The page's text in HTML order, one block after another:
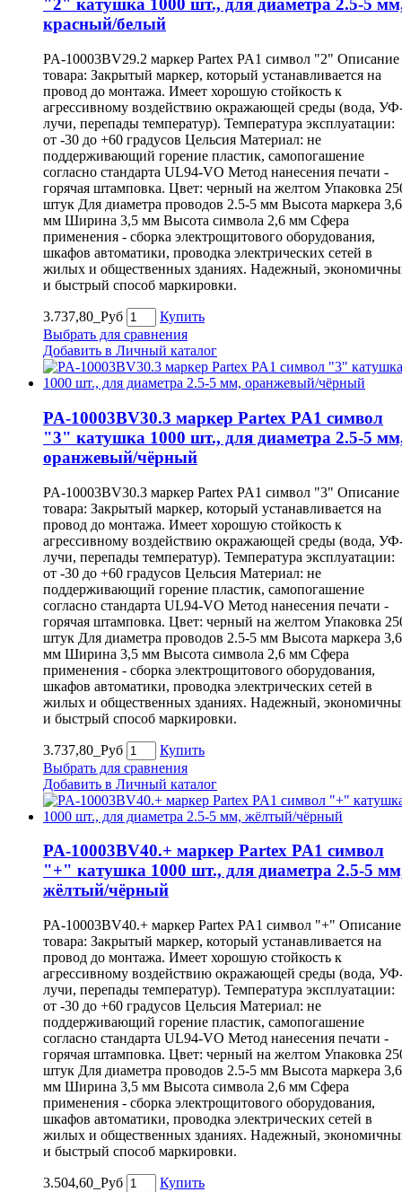
"2" катушка 1000 шт., для диаметра 2.5-5
красный/белый
PA-10003BV29.2 маркер Partex PA1 символ "2" Описание
товара: Закрытый маркер, который устанавливается на
провод до монтажа. Имеет хорошую стойкость к
агрессивному воздействию окражающей среды (вода,
лучи, перепады температур). Температура эксплуатации:
от -30 до +60 градусов Цельсия Материал: не
поддерживающий горение пластик, самопогашение
согласно стандарта UL94-VO Метод нанесения печати -
горячая штамповка. Цвет: черный на желтом Упаковка
штук Для диаметра проводов 2.5-5 мм Высота маркера 3,6
мм Ширина 3,5 мм Высота символа 2,6 мм Сфера
применения - сборка электрощитового оборудования,
шкафов автоматики, проводка электрических сетей в
жилых и общественных зданиях. Надежный,
и быстрый способ маркировки.
3.737,80_Руб
Купить
Выбрать для сравнения
Добавить в Личный каталог
PA-10003BV30.3 маркер Partex PA1 символ
"3" катушка 1000 шт., для диаметра 2.5-5
оранжевый/чёрный
PA-10003BV30.3 маркер Partex PA1 символ "3" Описание
товара: Закрытый маркер, который устанавливается на
провод до монтажа. Имеет хорошую стойкость к
агрессивному воздействию окражающей среды (вода,
лучи, перепады температур). Температура эксплуатации:
от -30 до +60 градусов Цельсия Материал: не
поддерживающий горение пластик, самопогашение
согласно стандарта UL94-VO Метод нанесения печати -
горячая штамповка. Цвет: черный на желтом Упаковка
штук Для диаметра проводов 2.5-5 мм Высота маркера 3,6
мм Ширина 3,5 мм Высота символа 2,6 мм Сфера
применения - сборка электрощитового оборудования,
шкафов автоматики, проводка электрических сетей в
жилых и общественных зданиях. Надежный,
и быстрый способ маркировки.
3.737,80_Руб
Купить
Выбрать для сравнения
Добавить в Личный каталог
PA-10003BV40.+ маркер Partex PA1 символ
"+" катушка 1000 шт., для диаметра 2.5-5
жёлтый/чёрный
PA-10003BV40.+ маркер Partex PA1 символ "+" Описание
товара: Закрытый маркер, который устанавливается на
провод до монтажа. Имеет хорошую стойкость к
агрессивному воздействию окражающей среды (вода,
лучи, перепады температур). Температура эксплуатации:
от -30 до +60 градусов Цельсия Материал: не
поддерживающий горение пластик, самопогашение
согласно стандарта UL94-VO Метод нанесения печати -
горячая штамповка. Цвет: черный на желтом Упаковка
штук Для диаметра проводов 2.5-5 мм Высота маркера 3,6
мм Ширина 3,5 мм Высота символа 2,6 мм Сфера
применения - сборка электрощитового оборудования,
шкафов автоматики, проводка электрических сетей в
жилых и общественных зданиях. Надежный,
и быстрый способ маркировки.
3.504,60_Руб
Купить